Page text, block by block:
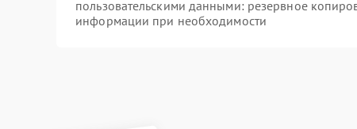
пользовательскими данными: резервное
информации при необходимости